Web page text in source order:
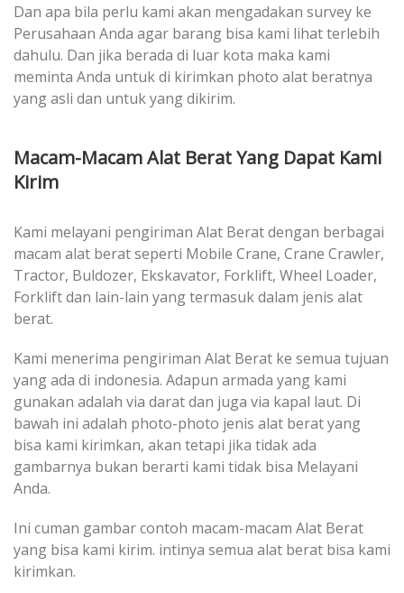
Dan apa bila perlu kami akan mengadakan survey ke
Perusahaan Anda agar barang bisa kami lihat terlebih
dahulu. Dan jika berada di luar kota maka kami
meminta Anda untuk di kirimkan photo alat beratnya
yang asli dan untuk yang dikirim.
Macam-Macam Alat Berat Yang Dapat Kami
Kirim
Kami melayani pengiriman Alat Berat dengan berbagai
macam alat berat seperti Mobile Crane, Crane Crawler,
Tractor, Buldozer, Ekskavator, Forklift, Wheel Loader,
Forklift dan lain-lain yang termasuk dalam jenis alat
berat.
Kami menerima pengiriman Alat Berat ke semua tujuan
yang ada di indonesia. Adapun armada yang kami
gunakan adalah via darat dan juga via kapal laut. Di
bawah ini adalah photo-photo jenis alat berat yang
bisa kami kirimkan, akan tetapi jika tidak ada
gambarnya bukan berarti kami tidak bisa Melayani
Anda.
Ini cuman gambar contoh macam-macam Alat Berat
yang bisa kami kirim. intinya semua alat berat bisa kami
kirimkan.